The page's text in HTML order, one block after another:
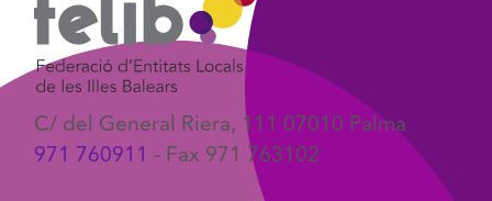
C/ del General Riera, 111 07010 Palma
971 760911 - Fax 971 763102